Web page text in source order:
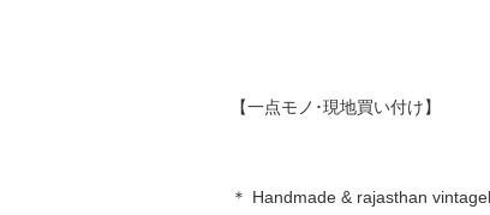
【一点モノ･現地買い付け】
＊ Handmade & rajasthan